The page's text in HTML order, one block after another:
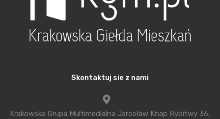
ok. 24 000 zł – dla singli, par i małżeństw bez
dzieci,
ok. 36 000 zł – dla singli, par i małżeństw z
ok. 48 000 zł – dla singli, par i małżeństw z
ok. 94 000 zł – dla singli, par i małżeństw z
Skontaktuj sie z nami
Krakowska Grupa Multimedialna Jarosław Knap Rybitwy 36,